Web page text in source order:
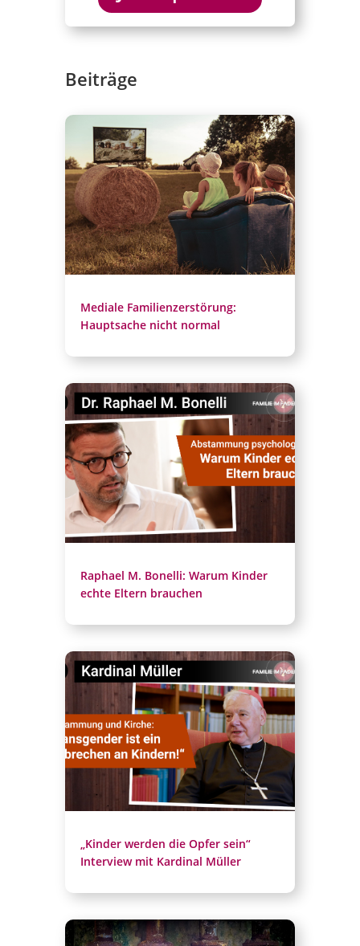
Beiträge
Mediale Familienzerstörung:
Hauptsache nicht normal
Raphael M. Bonelli: Warum Kinder
echte Eltern brauchen
„Kinder werden die Opfer sein“
Interview mit Kardinal Müller